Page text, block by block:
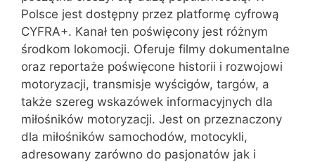
Polsce jest dostępny przez platformę cyfrową
CYFRA+. Kanał ten poświęcony jest różnym
środkom lokomocji. Oferuje filmy dokumentalne
oraz reportaże poświęcone historii i rozwojowi
motoryzacji, transmisje wyścigów, targów, a
także szereg wskazówek informacyjnych dla
miłośników motoryzacji. Jest on przeznaczony
dla miłośników samochodów, motocykli,
adresowany zarówno do pasjonatów jak i